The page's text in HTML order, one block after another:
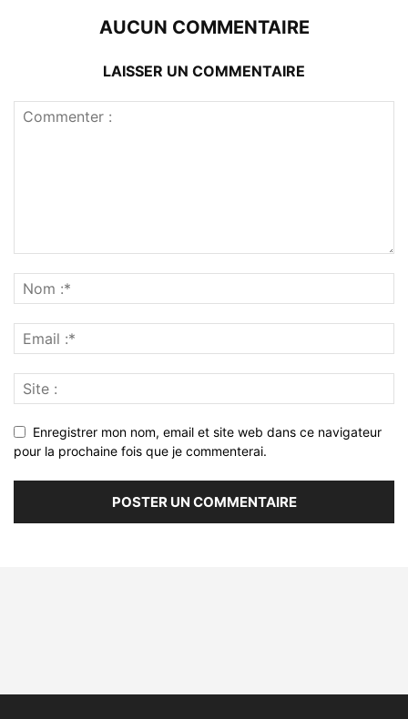
AUCUN COMMENTAIRE
LAISSER UN COMMENTAIRE
Enregistrer mon nom, email et site web dans ce navigateur
pour la prochaine fois que je commenterai.